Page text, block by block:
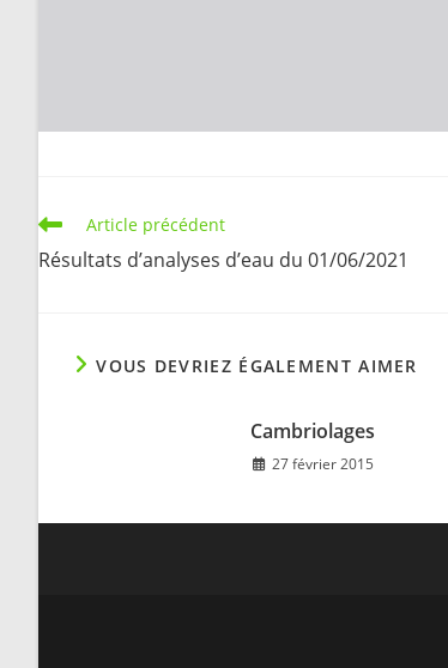
Read
more
articles
Article précédent
Résultats d’analyses d’eau du 01/06/2021
VOUS DEVRIEZ ÉGALEMENT AIMER
Cambriolages
27 février 2015